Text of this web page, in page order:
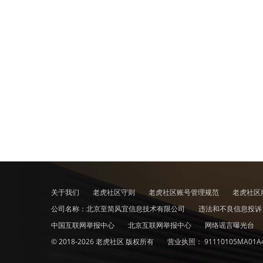
关于我们 老虎社区守则 老虎社区账号管理规范
老虎社
公司名称：北京至简风宜信息技术有限公司
违法和不良信息投
中国互联网举报中心
北京互联网举报中心
网络谣言曝光台
© 2018-2026 老虎社区 版权所有
营业执照：